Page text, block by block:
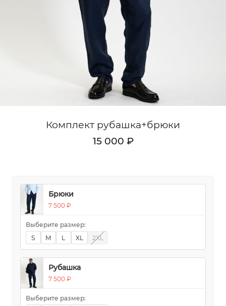
Комплект рубашка+брюки
15 000 ₽
Брюки
7 500 ₽
Выберите размер:
S
M L XL 2XL
Рубашка
7 500 ₽
Выберите размер:
Аксессуары